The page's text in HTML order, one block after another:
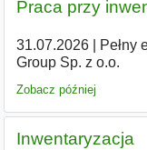
Praca przy
31.07.2026| Pełny
Group Sp. z o.o.
Zobacz później
Inwentaryzacja